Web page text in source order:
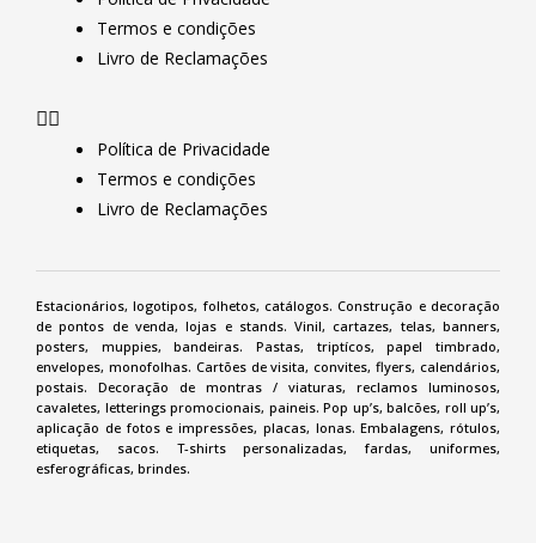
Estacionários, logotipos, folhetos, catálogos. Construção e decoração
de pontos de venda,lojas e stands. Vinil, cartazes, telas,banners,
posters, muppies, bandeiras. Pastas, triptícos, papel timbrado,
envelopes, monofolhas. Cartões de visita, convites,flyers, calendários,
postais. Decoração de montras / viaturas, reclamos luminosos,
cavaletes, letterings promocionais, paineis. Pop up’s, balcões, roll up’s,
aplicação de fotos e impressões, placas, lonas. Embalagens, rótulos,
etiquetas, sacos. T-shirts personalizadas, fardas, uniformes,
esferográficas, brindes.
Termos e condições
Livro de Reclamações
Política de Privacidade
Termos e condições
Livro de Reclamações